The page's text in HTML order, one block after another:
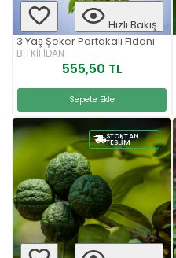
Hızlı Bakış
3 Yaş Şeker Portakalı Fidanı
BİTKİFİDAN
555,50 TL
Sepete Ekle
STOKTAN
TESLIM